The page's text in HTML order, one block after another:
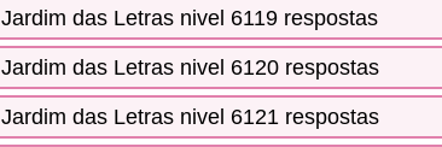
Jardim das Letras nivel 6119 respostas
Jardim das Letras nivel 6120 respostas
Jardim das Letras nivel 6121 respostas